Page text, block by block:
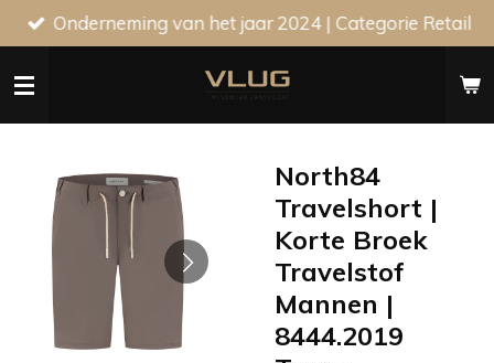
Ga
direct
naar
Onderneming van het jaar 2024 | Categorie Retail
North84
Travelshort |
Korte Broek
Travelstof
Mannen |
8444.2019